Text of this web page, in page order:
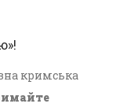
кримська